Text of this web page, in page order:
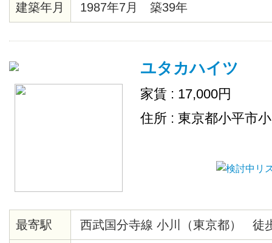
建築年月 1987年7月 築39年
ユタカハイツ
家賃 : 17,000円
住所 : 東京都小平市
最寄駅 西武国分寺線 小川（東京都） 徒